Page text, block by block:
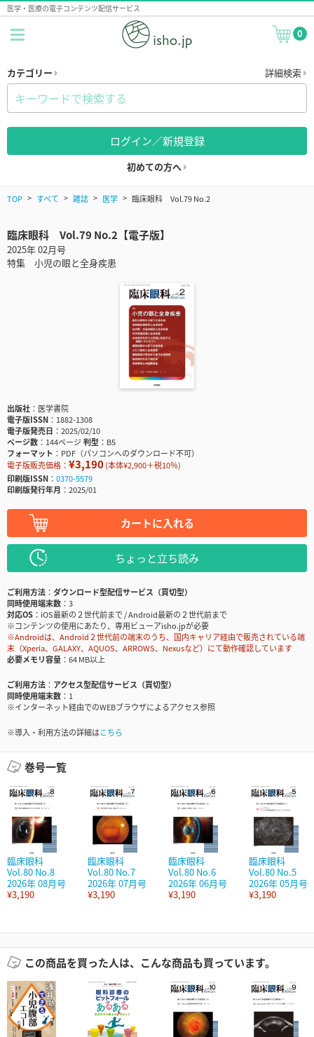
医学・医療の電子コンテンツ配信サービス
0
カテゴリー 詳細検索
ログイン／新規登録
初めての方へ
TOP すべて 雑誌 医学 臨床眼科 Vol.79 No.2
臨床眼科 Vol.79 No.2【電子版】
2025年 02月号
特集 小児の眼と全身疾患
出版社
医学書院
電子版ISSN
1882-1308
電子版発売日
2025/02/10
ページ数
144ページ判型
B5
フォーマット
PDF（パソコンへのダウンロード不可）
電子版販売価格： ¥3,190(本体¥2,900＋税10％)
印刷版ISSN
0370-5579
印刷版発行年月
2025/01
カートに入れる
ちょっと立ち読み
ご利用方法
ダウンロード型配信サービス（買切型）
同時使用端末数
3
対応OS
iOS最新の２世代前まで / Android最新の２世代前まで
※コンテンツの使用にあたり、専用ビューアisho.jpが必要
※Androidは、Android２世代前の端末のうち、国内キャリア経由で販売されている端
末（Xperia、GALAXY、AQUOS、ARROWS、Nexusなど）にて動作確認しています
必要メモリ容量
64 MB以上
ご利用方法
アクセス型配信サービス（買切型）
同時使用端末数
1
※インターネット経由でのWEBブラウザによるアクセス参照
※導入・利用方法の詳細はこちら
巻号一覧
臨床眼科
Vol.80 No.8
2026年 08月号
¥3,190
臨床眼科
Vol.80 No.7
2026年 07月号
¥3,190
臨床眼科
Vol.80 No.6
2026年 06月号
¥3,190
臨床眼科
Vol.80 No.5
2026年 05月号
¥3,190
この商品を買った人は、こんな商品も買っています。